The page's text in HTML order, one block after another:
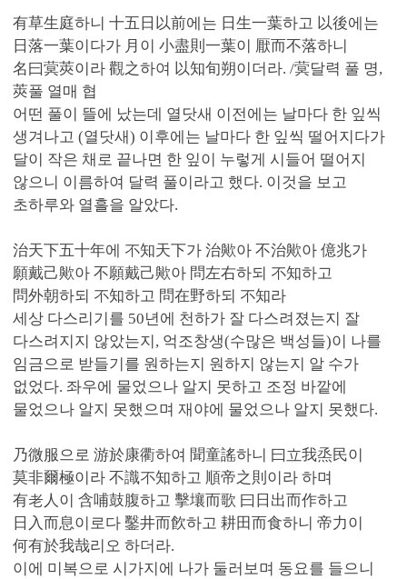
有草生庭하니 十五日以前에는 日生一葉하고 以後에는
日落一葉이다가 月이 小盡則一葉이 厭而不落하니
名曰蓂莢이라 觀之하여 以知旬朔이더라. /蓂달력 풀 명,
莢풀 열매 협
어떤 풀이 뜰에 났는데 열닷새 이전에는 날마다 한 잎씩
생겨나고 (열닷새) 이후에는 날마다 한 잎씩 떨어지다가
달이 작은 채로 끝나면 한 잎이 누렇게 시들어 떨어지
않으니 이름하여 달력 풀이라고 했다. 이것을 보고
초하루와 열흘을 알았다.
治天下五十年에 不知天下가 治歟아 不治歟아 億兆가
願戴己歟아 不願戴己歟아 問左右하되 不知하고
問外朝하되 不知하고 問在野하되 不知라
세상 다스리기를 50년에 천하가 잘 다스려졌는지 잘
다스려지지 않았는지, 억조창생(수많은 백성들)이 나를
임금으로 받들기를 원하는지 원하지 않는지 알 수가
없었다. 좌우에 물었으나 알지 못하고 조정 바깥에
물었으나 알지 못했으며 재야에 물었으나 알지 못했다.
乃微服으로 游於康衢하여 聞童謠하니 曰立我烝民이
莫非爾極이라 不識不知하고 順帝之則이라 하며
有老人이 含哺鼓腹하고 擊壤而歌 曰日出而作하고
日入而息이로다 鑿井而飮하고 耕田而食하니 帝力이
何有於我哉리오 하더라.
이에 미복으로 시가지에 나가 둘러보며 동요를 들으니